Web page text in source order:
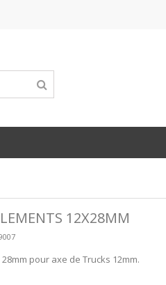
12X28MM
pour axe de Trucks 12mm.